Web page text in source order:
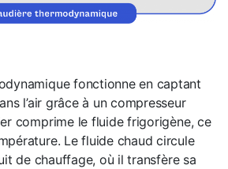
fonctionne en captant
l’air grâce à un compresseur
comprime le fluide frigorigène, ce
Le fluide chaud circule
de chauffage, où il transfère sa